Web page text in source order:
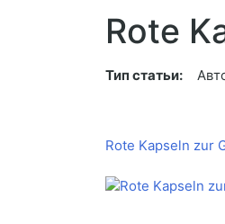
Rote
Тип статьи:
Rote Kapseln zur